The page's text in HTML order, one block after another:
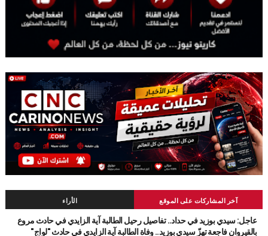
آخر المشاركات على الموقع الأراء
عاجل: سيدي بوزيد في حداد.. تفاصيل رحيل الطالبة آية الزايدي في حادث مروع
بالقيروان فاجعة تهزّ سيدي بوزيد.. وفاة الطالبة آية الزايدي في حادث "لواج"